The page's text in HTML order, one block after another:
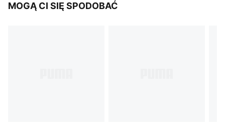
MOGĄ CI SIĘ SPODOBAĆ